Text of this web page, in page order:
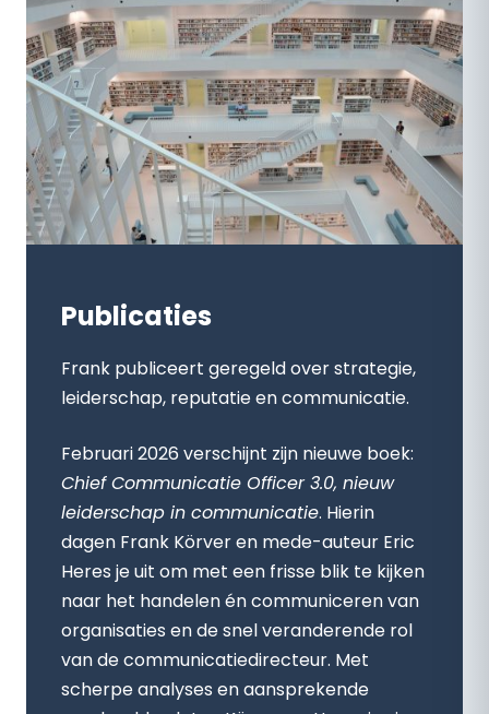
Publicaties
Frank publiceert geregeld over strategie,
leiderschap, reputatie en communicatie.
Februari 2026 verschijnt zijn nieuwe boek:
Chief Communicatie Officer 3.0, nieuw
leiderschap in communicatie. Hierin
dagen Frank Körver en mede-auteur Eric
Heres je uit om met een frisse blik te kijken
naar het handelen én communiceren van
organisaties en de snel veranderende rol
van de communicatiedirecteur. Met
scherpe analyses en aansprekende